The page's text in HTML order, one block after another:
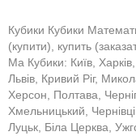
Кубики Кубики
(купити), купить
Ма Кубики: Київ,
Львів, Кривий Ріг,
Херсон, Полтава,
Хмельницький,
Луцьк, Біла Церква,